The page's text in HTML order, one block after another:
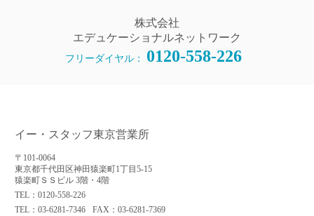
アプリ限定のコラムを配信中！
Web版で続行
株式会社
エデュケーショナルネットワーク
フリーダイヤル： 0120-558-226
イー・スタッフ東京営業所
〒101-0064
東京都千代田区神田猿楽町1丁目5-15
猿楽町ＳＳビル 3階・4階
TEL：0120-558-226
TEL：03-6281-7346
FAX：03-6281-7369